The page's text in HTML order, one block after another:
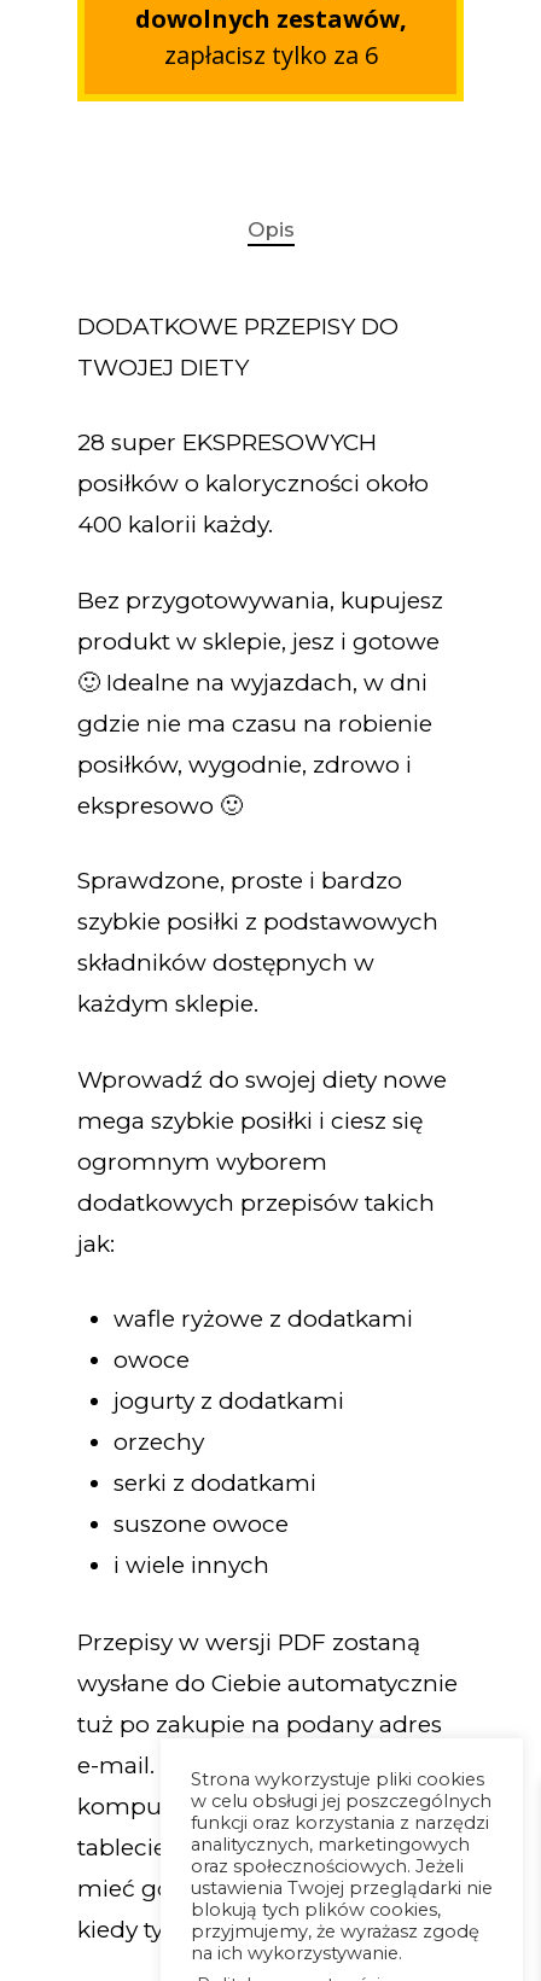
dowolnych zestawów,
zapłacisz tylko za 6
Opis
DODATKOWE PRZEPISY DO
TWOJEJ DIETY
28 super EKSPRESOWYCH
posiłków o kaloryczności około
400 kalorii każdy.
Bez przygotowywania, kupujesz
produkt w sklepie, jesz i gotowe
🙂 Idealne na wyjazdach, w dni
gdzie nie ma czasu na robienie
posiłków, wygodnie, zdrowo i
ekspresowo 🙂
Sprawdzone, proste i bardzo
szybkie posiłki z podstawowych
składników dostępnych w
każdym sklepie.
Wprowadź do swojej diety nowe
mega szybkie posiłki i ciesz się
ogromnym wyborem
dodatkowych przepisów takich
jak:
wafle ryżowe z dodatkami
owoce
jogurty z dodatkami
orzechy
serki z dodatkami
suszone owoce
i wiele innych
Przepisy w wersji PDF zostaną
wysłane do Ciebie automatycznie
tuż po zakupie na podany adres
e-mail. Otworzysz go na
komputerze, telefonie oraz
tablecie, dzięki czemu możesz
mieć go już zawsze przy sobie,
kiedy tylko go potrzebujesz!
Strona wykorzystuje pliki cookies
w celu obsługi jej poszczególnych
funkcji oraz korzystania z narzędzi
analitycznych, marketingowych
oraz społecznościowych. Jeżeli
ustawienia Twojej przeglądarki nie
blokują tych plików cookies,
przyjmujemy, że wyrażasz zgodę
na ich wykorzystywanie.